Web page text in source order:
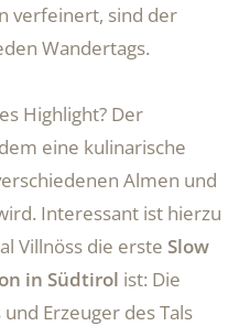
verfeinert, sind der
Wandertags.
Highlight? Der
eine kulinarische
Almen und
Interessant ist hierzu
Villnöss die erste Slow
in Südtirol ist: Die
Erzeuger des Tals